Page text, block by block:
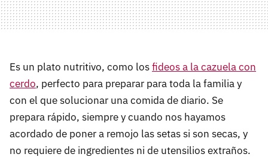
Es un plato nutritivo, como losfideos a la cazuela con
cerdo, perfecto para preparar para toda la familia y
con el que solucionar una comida de diario. Se
prepara rápido, siempre y cuando nos hayamos
acordado de poner a remojo las setas si son secas, y
no requiere de ingredientes ni de utensilios extraños.